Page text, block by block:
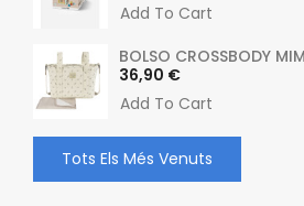
Add To Cart
BOLSO CROSSBODY
Preu
36,90 €
Add To Cart
Tots Els Més Venuts